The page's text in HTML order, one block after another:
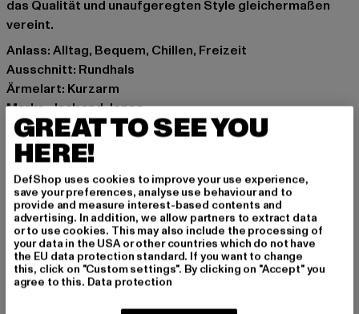
das Qualität und unaufgeregten Style gleichermaßen
vereint.
Anlass: Alltag, Bequem, Chillen, Freizeit
Ausschnitt: Rundhals
Ärmelart: Kurzarm
Marke: Jack and Jones
Kat.: T-Shirts
Farbe: braun
Hersteller Farbe: brown
Materialzusammensetzung: 100% Baumwolle
Art.Nr: 12217676-00075
Hersteller: Bestseller Textilhandels GmbH |
info@bestseller.com
Schöneberger Straße 15 | 10963 Berlin | DE
GREAT TO SEE YOU
HERE!
DefShop uses cookies to improve your use experience,
save your preferences, analyse use behaviour and to
provide and measure interest-based contents and
advertising. In addition, we allow partners to extract data
or to use cookies. This may also include the processing of
your data in the USA or other countries which do not have
the EU data protection standard. If you want to change
this, click on "Custom settings". By clicking on "Accept" you
agree to this. Data protection